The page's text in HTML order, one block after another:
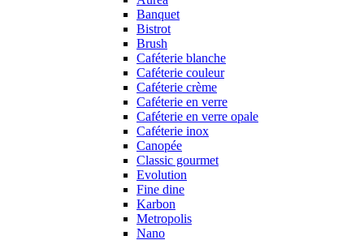
Banquet
Bistrot
Brush
Caféterie blanche
Caféterie couleur
Caféterie crème
Caféterie en verre
Caféterie en verre opale
Caféterie inox
Canopée
Classic gourmet
Evolution
Fine dine
Karbon
Metropolis
Nano